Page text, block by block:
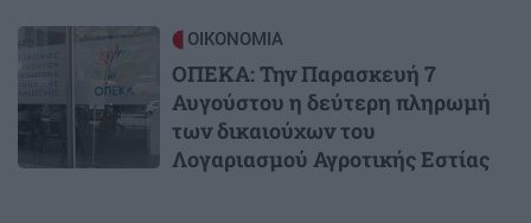
Image ΟΙΚΟΝΟΜΙΑ
ΟΠΕΚΑ: Την Παρασκευή 7
Αυγούστου η δεύτερη πληρωμή
των δικαιούχων του
Λογαριασμού Αγροτικής Εστίας